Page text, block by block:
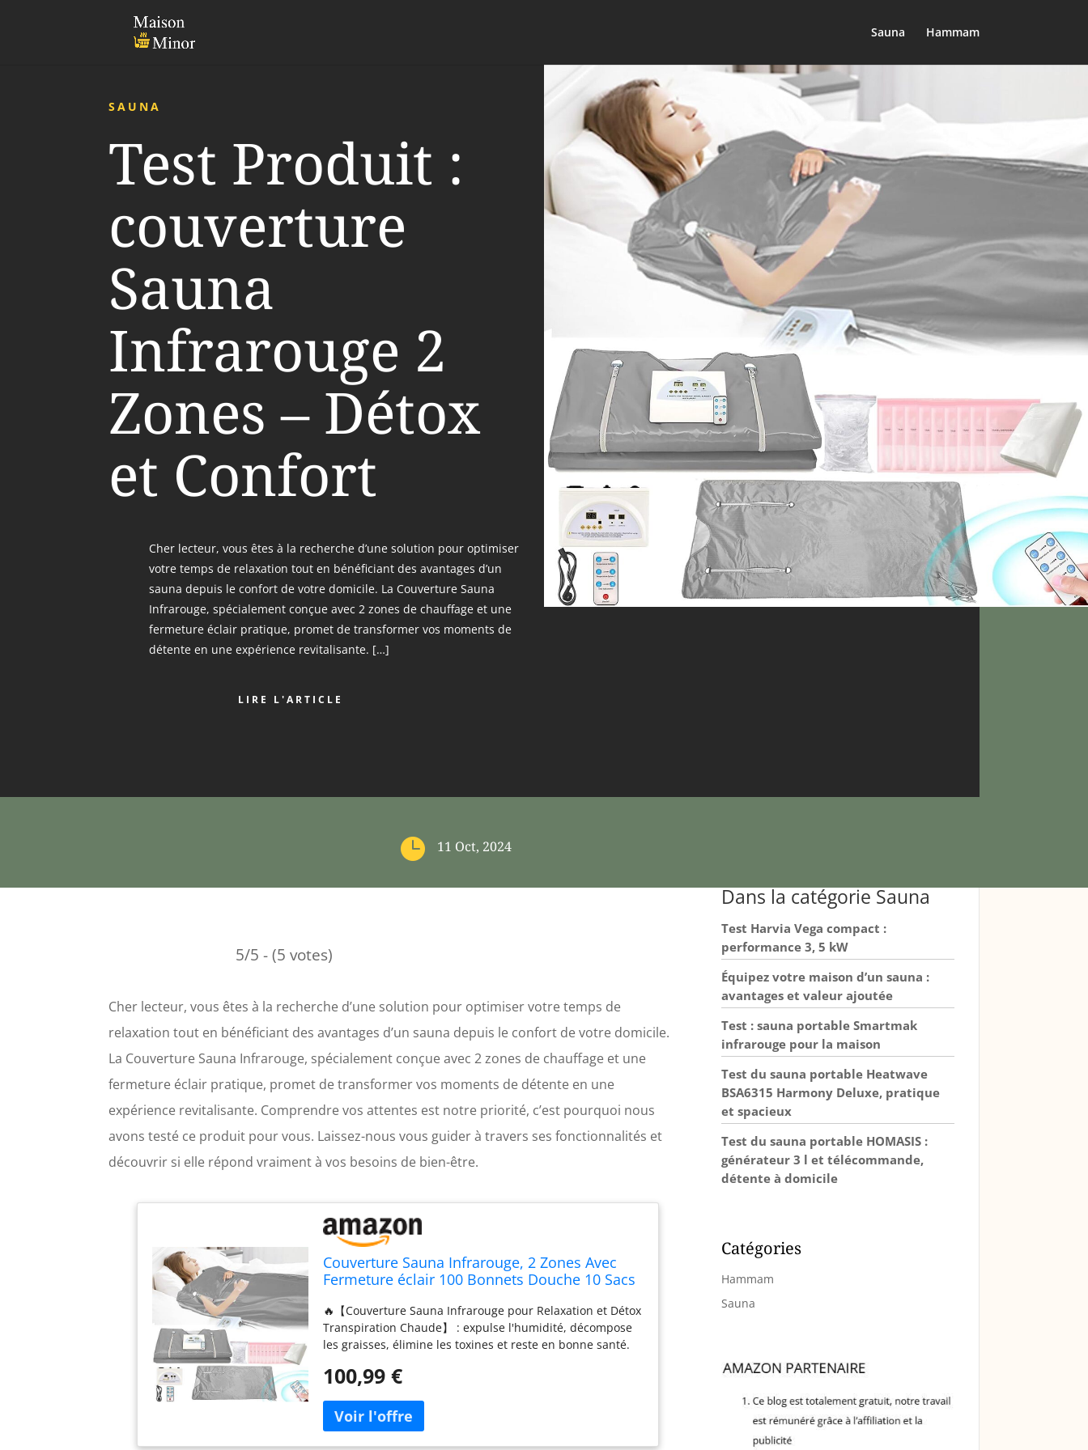
Sauna Hammam
SAUNA
Test Produit :
couverture
Sauna
Infrarouge 2
Zones – Détox
et Confort
Cher lecteur, vous êtes à la recherche d’une solution pour optimiser
votre temps de relaxation tout en bénéficiant des avantages d’un
sauna depuis le confort de votre domicile. La Couverture Sauna
Infrarouge, spécialement conçue avec 2 zones de chauffage et une
fermeture éclair pratique, promet de transformer vos moments de
détente en une expérience revitalisante. […]
LIRE L'ARTICLE
 11 Oct, 2024
5/5 - (5 votes)
Cher lecteur, vous êtes à la recherche d’une solution pour optimiser votre temps de
relaxation tout en bénéficiant des avantages d’un sauna depuis le confort de votre domicile.
La Couverture Sauna Infrarouge, spécialement conçue avec 2 zones de chauffage et une
fermeture éclair pratique, promet de transformer vos moments de détente en une
expérience revitalisante. Comprendre vos attentes est notre priorité, c’est pourquoi nous
avons testé ce produit pour vous. Laissez-nous vous guider à travers ses fonctionnalités et
découvrir si elle répond vraiment à vos besoins de bien-être.
Couverture Sauna Infrarouge, 2 Zones Avec
Fermeture éclair 100 Bonnets Douche 10 Sacs
Sauna Oxford Portable Télécommande
Couverture Chauffante Gris
🔥【Couverture Sauna Infrarouge pour Relaxation et Détox
Transpiration Chaude】 : expulse l'humidité, décompose
les graisses, élimine les toxines et reste en bonne santé.
efficacement vos vaisseaux sanguins et vos pores,
déchets métaboliques. peut éliminer les toxines et les
déchets métaboliques. Aide à être en bonne santé et
belle. Comprend 100 bonnets douche et 10 sacs de bain.
100,99 €
Dans la catégorie Sauna
Test Harvia Vega compact :
performance 3, 5 kW
Équipez votre maison d’un sauna :
avantages et valeur ajoutée
Test : sauna portable Smartmak
infrarouge pour la maison
Test du sauna portable Heatwave
BSA6315 Harmony Deluxe, pratique
et spacieux
Test du sauna portable HOMASIS :
générateur 3 l et télécommande,
détente à domicile
Catégories
Hammam
Sauna